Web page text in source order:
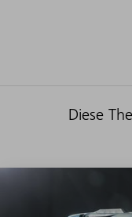
Diese